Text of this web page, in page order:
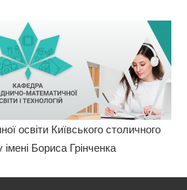
Кафедра
ПМОТ
освіти Київського столичного
імені Бориса Грінченка